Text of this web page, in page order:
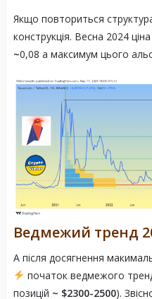
Поточний стан
Торгівельні ідеї
Якщо повториться
конструкція. Весна 2024 ціна
~0,08 а максимум цього
Ведмежий тренд
А після досягнення
початок ведмежого
позицій ~ $2300-2500).